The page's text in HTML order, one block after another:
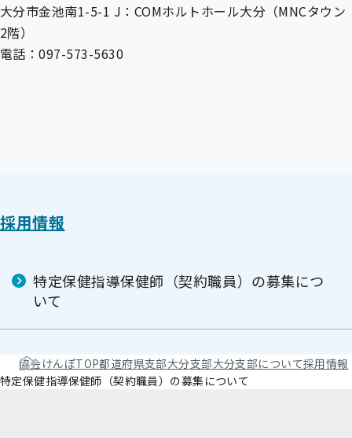
大分市金池南1-5-1 J：COMホルトホール大分（MNCタウン
2階）
電話：097-573-5630
採用情報
特定保健指導保健師（契約職員）の募集につ
いて
協会けんぽTOP都道府県支部大分支部大分支部について採用情報
特定保健指導保健師（契約職員）の募集について